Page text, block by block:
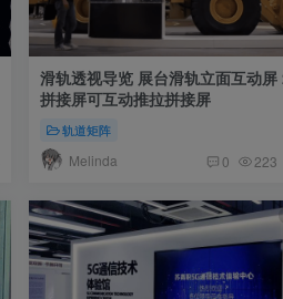
滑轨透视导览 展台滑轨立面互动屏
拼接屏可互动推拉拼接屏
轨道矩阵
Melinda 0 223